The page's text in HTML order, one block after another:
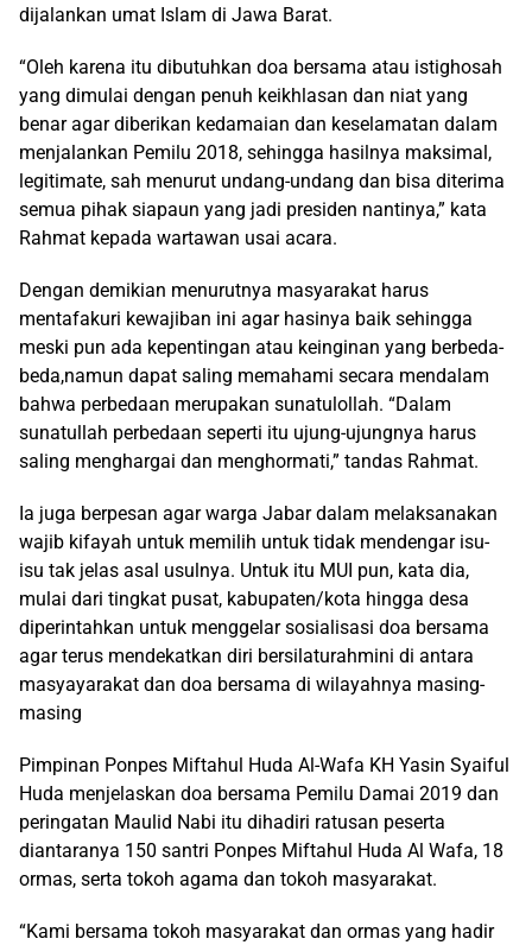
dijalankan umat Islam di Jawa Barat.
“Oleh karena itu dibutuhkan doa bersama atau istighosah
yang dimulai dengan penuh keikhlasan dan niat yang
benar agar diberikan kedamaian dan keselamatan dalam
menjalankan Pemilu 2018, sehingga hasilnya maksimal,
legitimate, sah menurut undang-undang dan bisa diterima
semua pihak siapaun yang jadi presiden nantinya,” kata
Rahmat kepada wartawan usai acara.
Dengan demikian menurutnya masyarakat harus
mentafakuri kewajiban ini agar hasinya baik sehingga
meski pun ada kepentingan atau keinginan yang berbeda-
beda,namun dapat saling memahami secara mendalam
bahwa perbedaan merupakan sunatulollah. “Dalam
sunatullah perbedaan seperti itu ujung-ujungnya harus
saling menghargai dan menghormati,” tandas Rahmat.
Ia juga berpesan agar warga Jabar dalam melaksanakan
wajib kifayah untuk memilih untuk tidak mendengar isu-
isu tak jelas asal usulnya. Untuk itu MUI pun, kata dia,
mulai dari tingkat pusat, kabupaten/kota hingga desa
diperintahkan untuk menggelar sosialisasi doa bersama
agar terus mendekatkan diri bersilaturahmini di antara
masyayarakat dan doa bersama di wilayahnya masing-
masing
Pimpinan Ponpes Miftahul Huda Al-Wafa KH Yasin Syaiful
Huda menjelaskan doa bersama Pemilu Damai 2019 dan
peringatan Maulid Nabi itu dihadiri ratusan peserta
diantaranya 150 santri Ponpes Miftahul Huda Al Wafa, 18
ormas, serta tokoh agama dan tokoh masyarakat.
“Kami bersama tokoh masyarakat dan ormas yang hadir